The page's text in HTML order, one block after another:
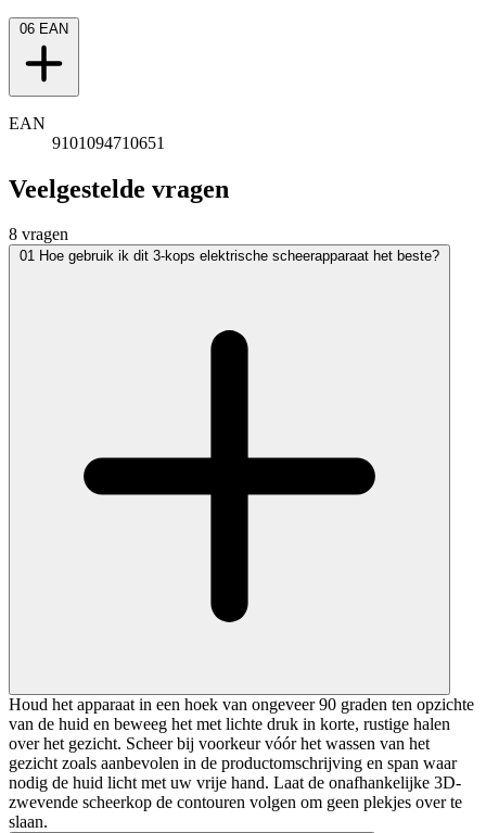
06 EAN
EAN
9101094710651
Veelgestelde vragen
8 vragen
01 Hoe gebruik ik dit 3-kops elektrische scheerapparaat het beste?
Houd het apparaat in een hoek van ongeveer 90 graden ten opzichte
van de huid en beweeg het met lichte druk in korte, rustige halen
over het gezicht. Scheer bij voorkeur vóór het wassen van het
gezicht zoals aanbevolen in de productomschrijving en span waar
nodig de huid licht met uw vrije hand. Laat de onafhankelijke 3D-
zwevende scheerkop de contouren volgen om geen plekjes over te
slaan.